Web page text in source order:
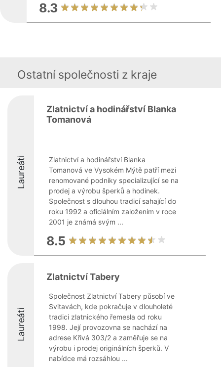
8.3
Ostatní společnosti z kraje
Laureáti
Zlatnictví a hodinářství Blanka
Tomanová
Zlatnictví a hodinářství Blanka
Tomanová ve Vysokém Mýtě patří mezi
renomované podniky specializující se na
prodej a výrobu šperků a hodinek.
Společnost s dlouhou tradicí sahající do
roku 1992 a oficiálním založením v roce
2001 je známá svým ...
8.5
Laureáti
Zlatnictví Tabery
Společnost Zlatnictví Tabery působí ve
Svitavách, kde pokračuje v dlouholeté
tradici zlatnického řemesla od roku
1998. Její provozovna se nachází na
adrese Křivá 303/2 a zaměřuje se na
výrobu i prodej originálních šperků. V
nabídce má rozsáhlou ...